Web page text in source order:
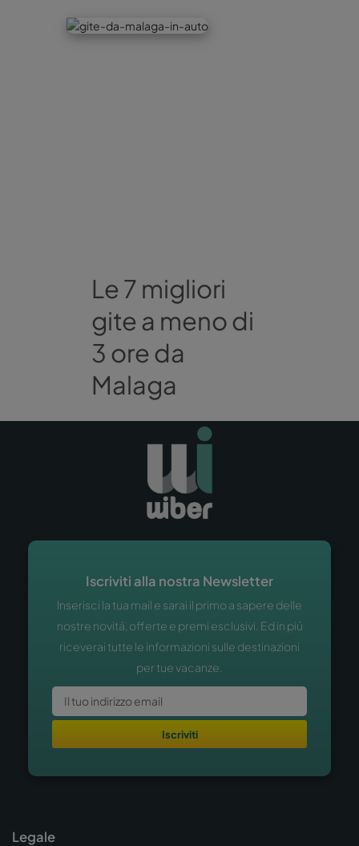
Le 7 migliori
gite a meno di
3 ore da
Malaga
Iscriviti alla nostra Newsletter
Inserisci la tua mail e sarai il primo a sapere delle
nostre novitá, offerte e premi esclusivi. Ed in piú
riceverai tutte le informazioni sulle destinazioni
per tue vacanze.
Iscriviti
Legale